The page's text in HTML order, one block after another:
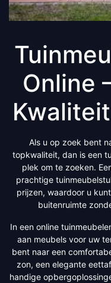
Online
Als u op zoek bent
topkwaliteit, dan is een
plek om te zoeken.
prachtige
prijzen, waardoor u
buitenruimte
In een online
aan meubels voor uw
bent naar een
zon, een elegante
handige